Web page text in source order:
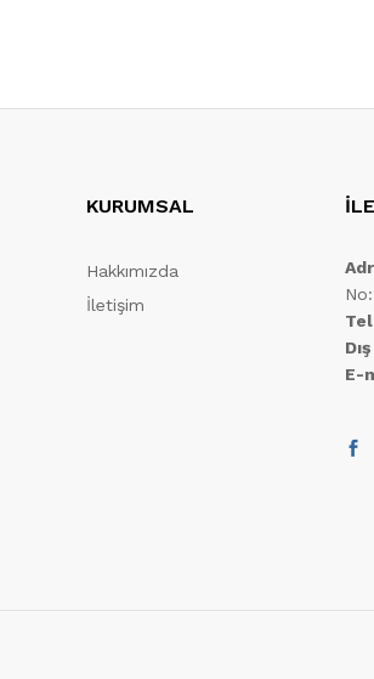
KURUMSAL
Hakkımızda
İletişim
E-